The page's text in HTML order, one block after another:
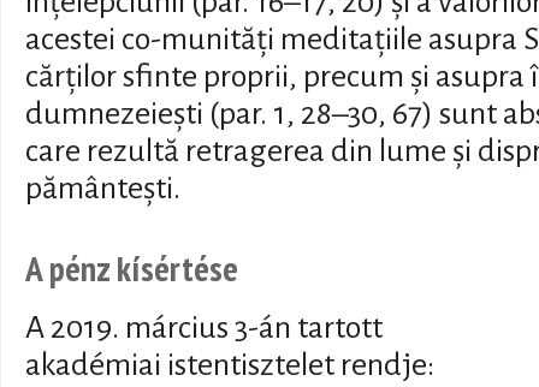
acestei co-munități meditațiile asupra
cărților sfinte proprii, precum și asupra
dumnezeiești (par. 1, 28–30, 67) sunt
care rezultă retragerea din lume și
pământești.
A pénz kísértése
A 2019. március 3-án tartott
akadémiai istentisztelet rendje: